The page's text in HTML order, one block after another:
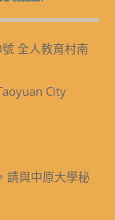
全人教育村南
City
請與中原大學秘